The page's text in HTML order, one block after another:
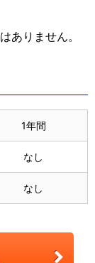
ありません。
1年間
なし
なし